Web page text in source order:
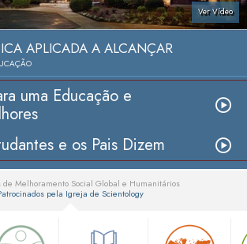
Ver Vídeo
APLICADA A ALCANÇAR
uma Educação e
e os Pais Dizem
de Melhoramento Social Global e Humanitários
pela Igreja de Scientology